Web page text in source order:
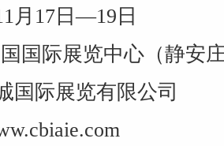
月17日—19日
国际展览中心（静安
国际展览有限公司